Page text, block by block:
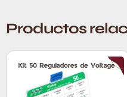
Productos